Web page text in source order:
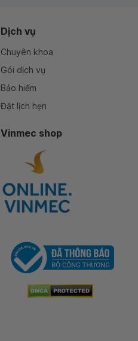
Dịch vụ
Chuyên khoa
Gói dịch vụ
Bảo hiểm
Đặt lịch hẹn
Vinmec shop